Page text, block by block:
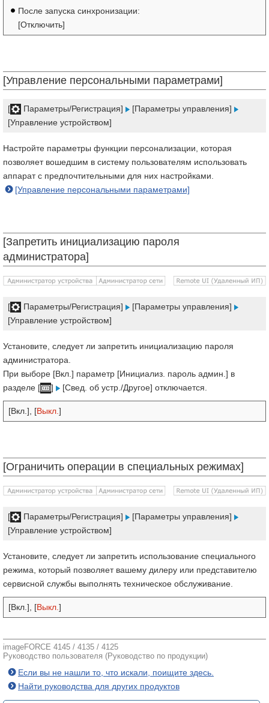
После запуска синхронизации:
[Отключить]
[Управление персональными параметрами]
[ Параметры/Регистрация]
[Параметры управления]
[Управление устройством]
Настройте параметры функции персонализации, которая
позволяет вошедшим в систему пользователям использовать
аппарат с предпочтительными для них настройками.
[Управление персональными параметрами]
[Запретить инициализацию пароля
администратора]
[ Параметры/Регистрация]
[Параметры управления]
[Управление устройством]
Установите, следует ли запретить инициализацию пароля
администратора.
При выборе [Вкл.] параметр [Инициализ. пароль админ.] в
разделе [
] [Свед. об устр./Другое] отключается.
[Вкл.], [Выкл. ]
[Ограничить операции в специальных режимах]
[ Параметры/Регистрация]
[Параметры управления]
[Управление устройством]
Установите, следует ли запретить использование специального
режима, который позволяет вашему дилеру или представителю
сервисной службы выполнять техническое обслуживание.
[Вкл.], [Выкл. ]
imageFORCE 4145 / 4135 / 4125
Руководство пользователя (Руководство по продукции)
Если вы не нашли то, что искали, поищите здесь.
Найти руководства для других продуктов